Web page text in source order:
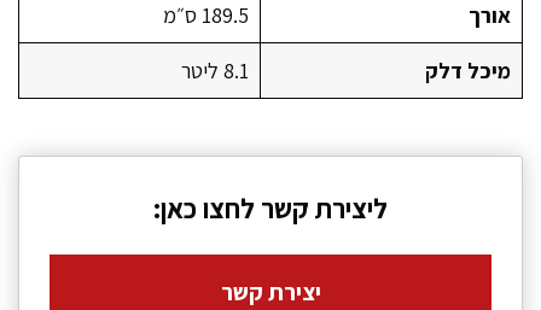
אורך
189.5 ס״מ
מיכל דלק
8.1 ליטר
ליצירת קשר לחצו כאן:
יצירת קשר